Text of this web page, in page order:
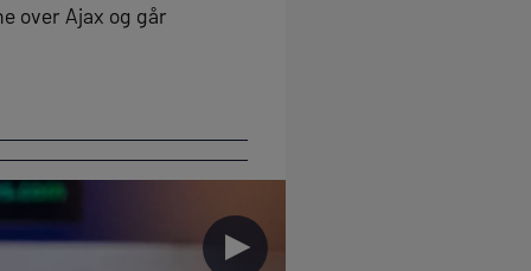
over Ajax og går
►